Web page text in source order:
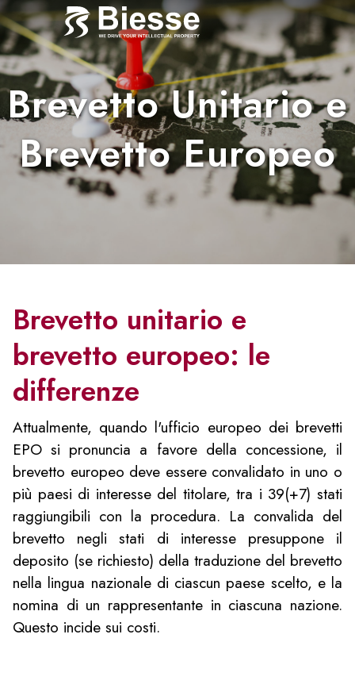
Brevetto Unitario e
Brevetto Europeo
Brevetto unitario e
brevetto europeo: le
differenze
Attualmente, quando l'ufficio europeo dei brevetti
EPO si pronuncia a favore della concessione, il
brevetto europeo deve essere convalidato in uno o
più paesi di interesse del titolare, tra i 39(+7) stati
raggiungibili con la procedura. La convalida del
brevetto negli stati di interesse presuppone il
deposito (se richiesto) della traduzione del brevetto
nella lingua nazionale di ciascun paese scelto, e la
nomina di un rappresentante in ciascuna nazione.
Questo incide sui costi.